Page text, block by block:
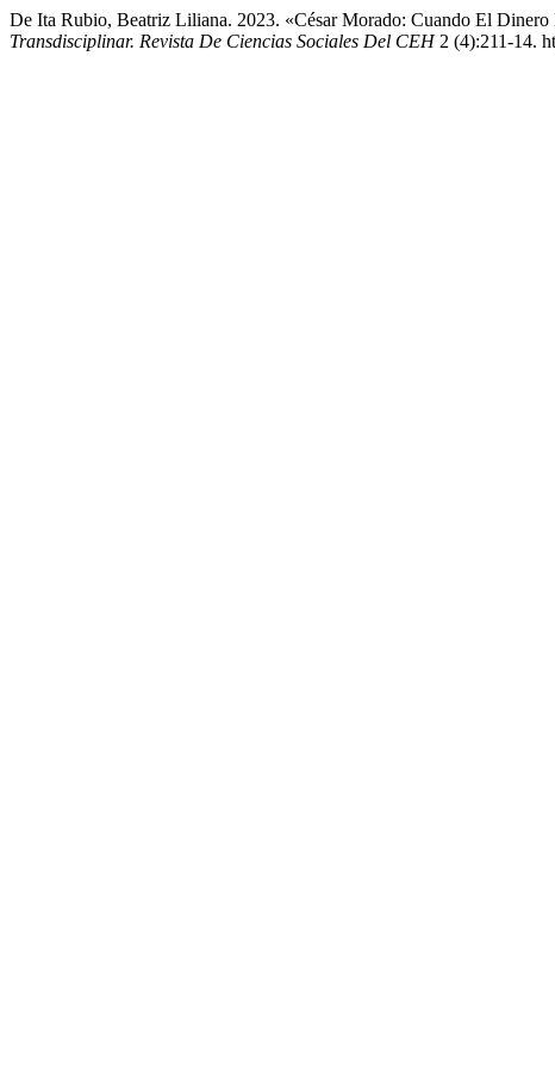
De Ita Rubio, Beatriz Liliana. 2023. «César Morado: Cuando El
Transdisciplinar. Revista De Ciencias Sociales Del CEH2 (4):211-14.